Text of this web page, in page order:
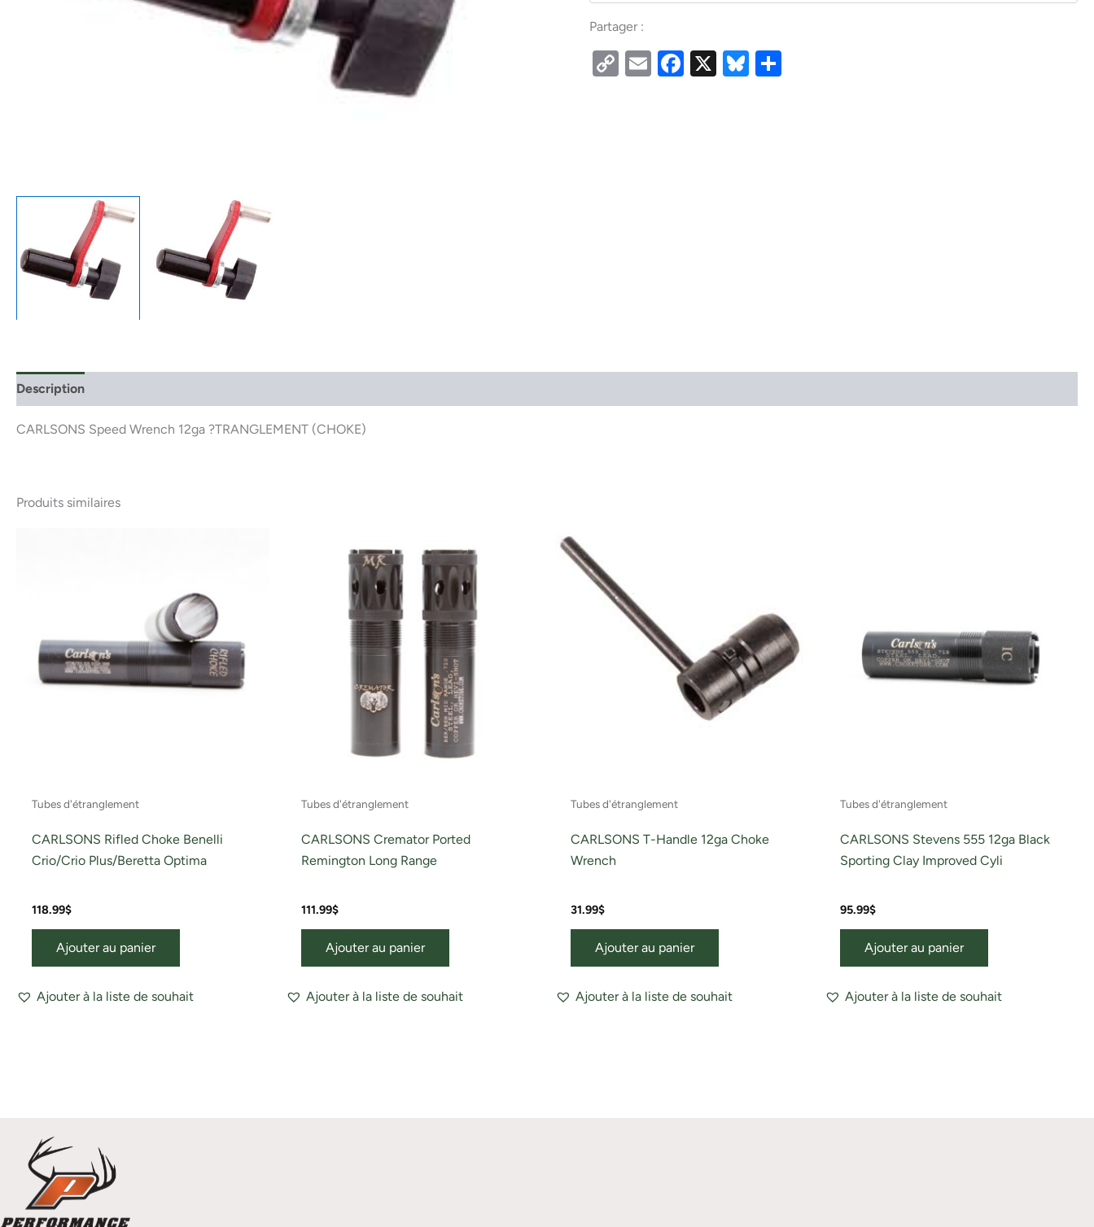
Partager :
CopyEmailFacebook
X Bluesky
Description
CARLSONS Speed Wrench 12ga ?TRANGLEMENT (CHOKE)
Produits similaires
Tubes d'étranglement
CARLSONS Rifled Choke Benelli
Crio/Crio Plus/Beretta Optima
118.99$
Ajouter au panier
Ajouter à la liste de souhait
Tubes d'étranglement
CARLSONS Cremator Ported
Remington Long Range
111.99$
Ajouter au panier
Ajouter à la liste de souhait
Tubes d'étranglement
CARLSONS T-Handle 12ga Choke
Wrench
31.99$
Ajouter au panier
Ajouter à la liste de souhait
Tubes d'étranglement
CARLSONS Stevens 555 12ga Black
Sporting Clay Improved Cyli
95.99$
Ajouter au panier
Ajouter à la liste de souhait